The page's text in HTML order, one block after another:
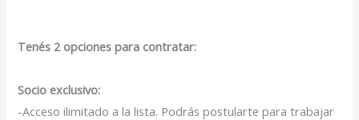
Tenés 2 opciones para contratar:
Socio exclusivo:
-Acceso ilimitado a la lista. Podrás postularte para trabajar